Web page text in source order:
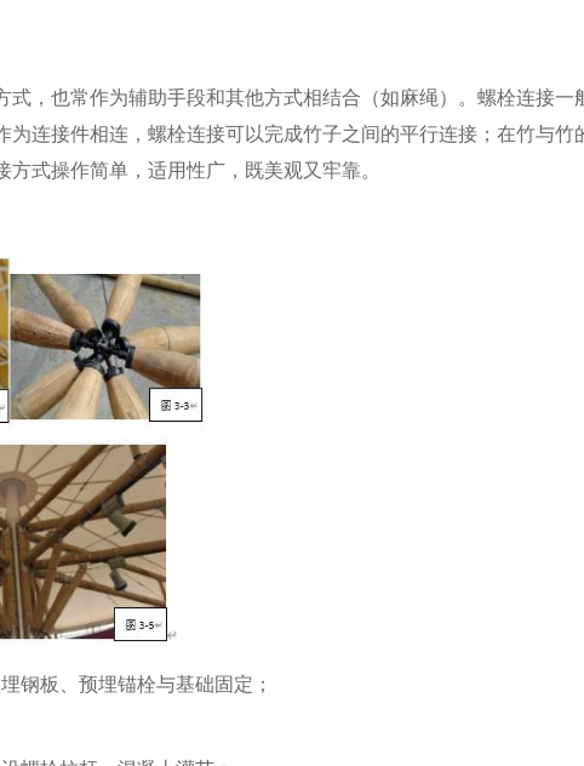
，也常作为辅助手段和其他方式相结合（如麻绳）。螺栓连接一
连接件相连，螺栓连接可以完成竹子之间的平行连接；在竹与竹
式操作简单，适用性广，既美观又牢靠。
钢板、预埋锚栓与基础固定；